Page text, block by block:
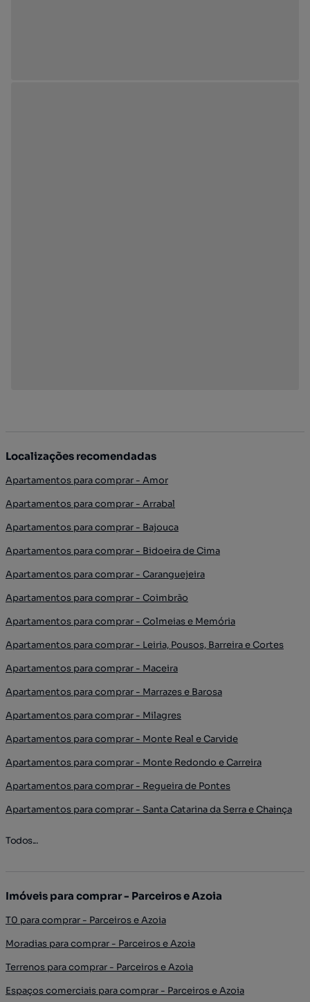
Localizações recomendadas
Apartamentos para comprar - Amor
Apartamentos para comprar - Arrabal
Apartamentos para comprar - Bajouca
Apartamentos para comprar - Bidoeira de Cima
Apartamentos para comprar - Caranguejeira
Apartamentos para comprar - Coimbrão
Apartamentos para comprar - Colmeias e Memória
Apartamentos para comprar - Leiria, Pousos, Barreira e Cortes
Apartamentos para comprar - Maceira
Apartamentos para comprar - Marrazes e Barosa
Apartamentos para comprar - Milagres
Apartamentos para comprar - Monte Real e Carvide
Apartamentos para comprar - Monte Redondo e Carreira
Apartamentos para comprar - Regueira de Pontes
Apartamentos para comprar - Santa Catarina da Serra e Chainça
Todos...
Imóveis para comprar - Parceiros e Azoia
T0 para comprar - Parceiros e Azoia
Moradias para comprar - Parceiros e Azoia
Terrenos para comprar - Parceiros e Azoia
Espaços comerciais para comprar - Parceiros e Azoia